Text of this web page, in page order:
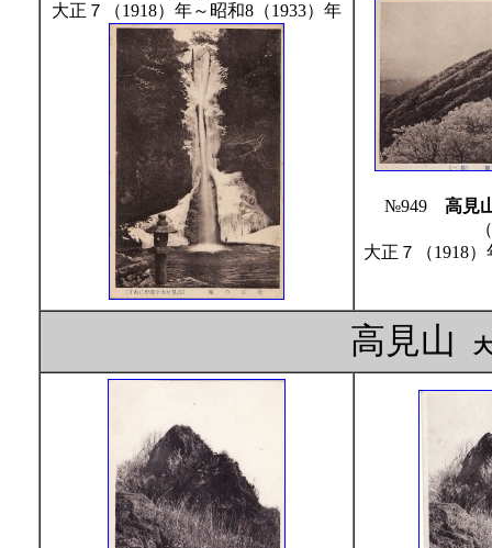
大正７（1918）年～昭和8（1933）年
№949 高見
大正７（1918
高見山